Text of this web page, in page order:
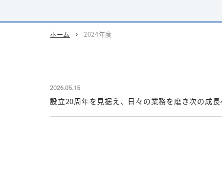
ホーム chevron_right 2024年度
2026.05.15
設立20周年を見据え、日々の業務を磨き次の成